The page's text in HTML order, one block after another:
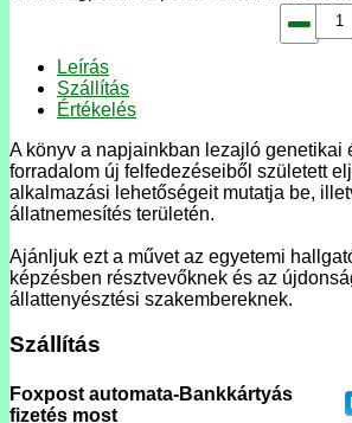
Leírás
Szállítás
Értékelés
A könyv a napjainkban lezajló genetikai
forradalom új felfedezéseiből született
alkalmazási lehetőségeit mutatja be,
állatnemesítés területén.
Ajánljuk ezt a művet az egyetemi
képzésben résztvevőknek és az
állattenyésztési szakembereknek.
Szállítás
Foxpost automata-Bankkártyás
fizetés most